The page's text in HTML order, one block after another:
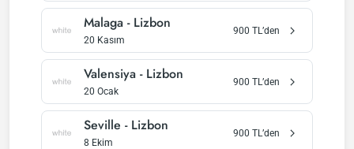
Malaga - Lizbon
20 Kasım
900 TL’den
Valensiya - Lizbon
20 Ocak
900 TL’den
Seville - Lizbon
8 Ekim
900 TL’den